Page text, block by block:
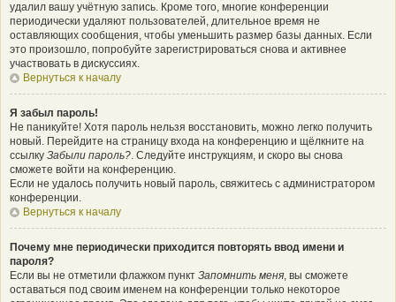
удалил вашу учётную запись. Кроме того, многие конференции
периодически удаляют пользователей, длительное время не
оставляющих сообщения, чтобы уменьшить размер базы данных. Если
это произошло, попробуйте зарегистрироваться снова и активнее
участвовать в дискуссиях.
Вернуться к началу
Я забыл пароль!
Не паникуйте! Хотя пароль нельзя восстановить, можно легко получить
новый. Перейдите на страницу входа на конференцию и щёлкните на
ссылку Забыли пароль?. Следуйте инструкциям, и скоро вы снова
сможете войти на конференцию.
Если не удалось получить новый пароль, свяжитесь с администратором
конференции.
Вернуться к началу
Почему мне периодически приходится повторять ввод имени и
пароля?
Если вы не отметили флажком пункт Запомнить меня, вы сможете
оставаться под своим именем на конференции только некоторое